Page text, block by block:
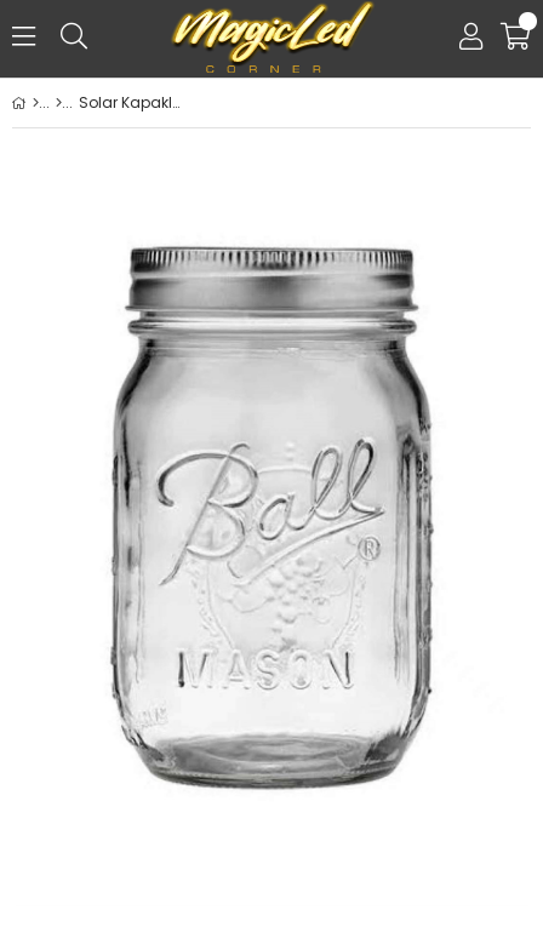
0
Solar Kapaklarla Uyumlu Boş Kavanoz